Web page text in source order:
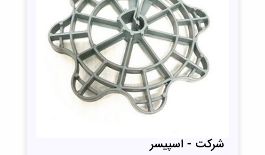
شرکت - اسپیسر